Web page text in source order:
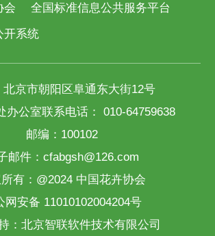
会
全国标准信息公共服务平台
开系统
北京市朝阳区阜通东大街12号
办公室联系电话： 010-64759638
邮编：100102
邮件：cfabgsh@126.com
有：@2024 中国花卉协会
网安备 11010102004204号
： 北京智联软件技术有限公司